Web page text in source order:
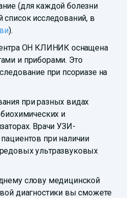
(для каждой болезни
список исследований, в
).
ОН КЛИНИК оснащена
и приборами. Это
при псориазе на
при разных видах
и
Врачи УЗИ-
при наличии
ультразвуковых
слову медицинской
диагностики вы сможете